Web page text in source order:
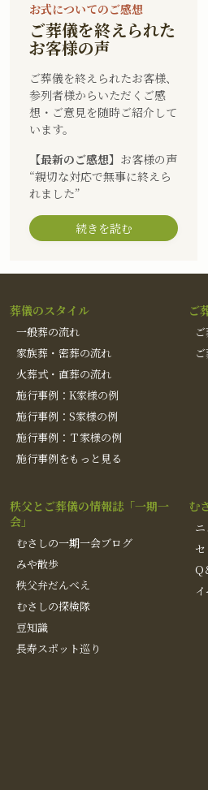
お式についてのご感想
ご葬儀を終えられた
お客様の声
ご葬儀を終えられたお客様、
参列者様からいただくご感
想・ご意見を随時ご紹介して
います。
【最新のご感想】 お客様の声
“親切な対応で無事に終えら
れました”
続きを読む
葬儀のスタイル
一般葬の流れ
家族葬・密葬の流れ
火葬式・直葬の流れ
施行事例：K家様の例
施行事例：S家様の例
施行事例：Ｔ家様の例
施行事例をもっと見る
ご
秩父とご葬儀の情報誌「一期一
会」
むさしの一期一会ブログ
みや散歩
秩父弁だんべえ
むさしの探検隊
豆知識
長寿スポット巡り
む
Q